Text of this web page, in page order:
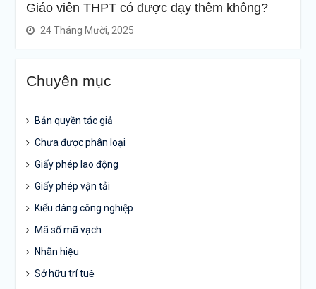
Giáo viên THPT có được dạy thêm không?
24 Tháng Mười, 2025
Chuyên mục
Bản quyền tác giả
Chưa được phân loại
Giấy phép lao động
Giấy phép vận tải
Kiểu dáng công nghiệp
Mã số mã vạch
Nhãn hiệu
Sở hữu trí tuệ